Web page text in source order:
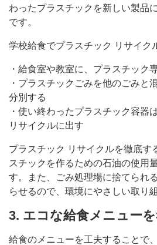
わったプラスチックを新しい製品
です。
学校給食でプラスチック リサイク
・給食室や教室に、プラスチック
・プラスチックごみを他のごみと
分別する
・使い終わったプラスチック容器
リサイクルに出す
プラスチック リサイクルを徹底す
スチックを作るための石油の使用
す。また、ごみ処理場に捨てられ
らせるので、環境にやさしい取り
3. エコな給食メニュー
給食のメニューを工夫することで